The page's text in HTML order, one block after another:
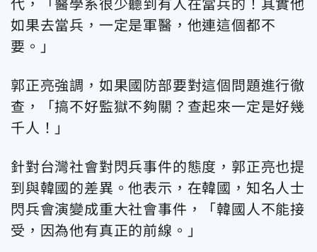
代，「醫學系很少聽到有人在當兵的！其實他
如果去當兵，一定是軍醫，他連這個都不
要。」
郭正亮強調，如果國防部要對這個問題進行徹
查，「搞不好監獄不夠關？查起來一定是好幾
千人！」
針對台灣社會對閃兵事件的態度，郭正亮也提
到與韓國的差異。他表示，在韓國，知名人士
閃兵會演變成重大社會事件，「韓國人不能接
受，因為他有真正的前線。」